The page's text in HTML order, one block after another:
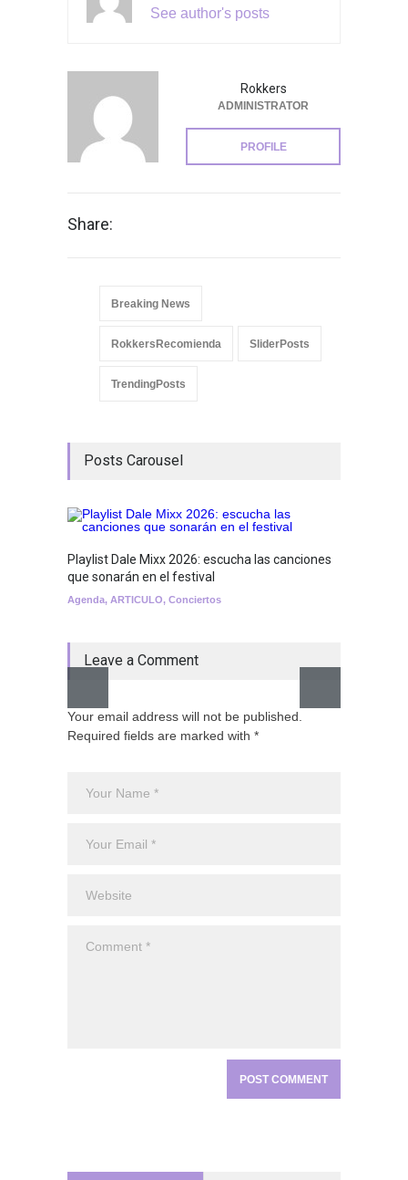
See author's posts
Rokkers
ADMINISTRATOR
PROFILE
Share:
Breaking News
RokkersRecomienda SliderPosts
TrendingPosts
Posts Carousel
Playlist Dale Mixx 2026: escucha las canciones
que sonarán en el festival
Agenda, ARTICULO, Conciertos
Leave a Comment
Your email address will not be published.
Required fields are marked with *